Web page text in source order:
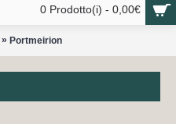
0 Prodotto(i) - 0,00€
» Portmeirion